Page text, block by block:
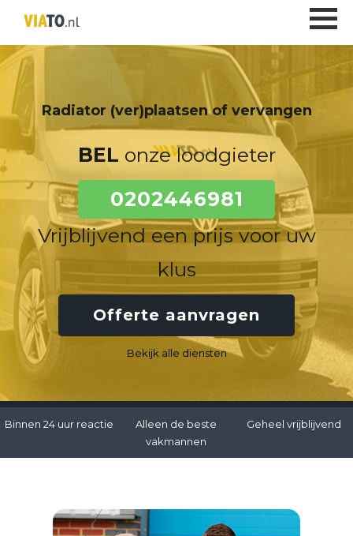
Radiator (ver)plaatsen of vervangen
BEL onze loodgieter
0202446981
Vrijblijvend een prijs voor uw
klus
Offerte aanvragen
Bekijk alle diensten
Binnen 24 uur reactie
Alleen de beste
vakmannen
Geheel vrijblijvend